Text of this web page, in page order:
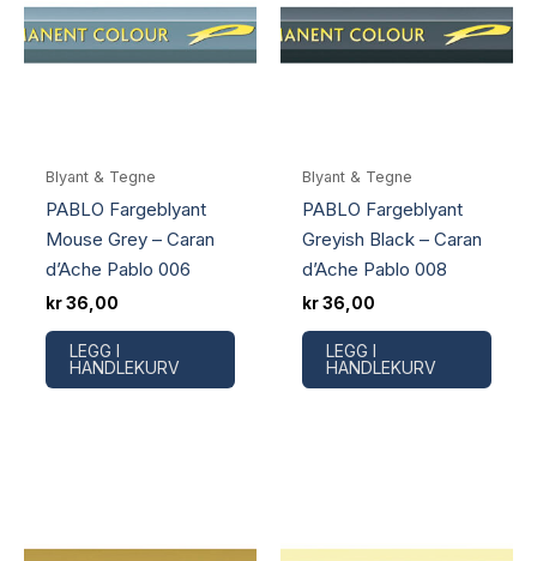
Blyant & Tegne
PABLO Fargeblyant
Mouse Grey – Caran
d’Ache Pablo 006
kr36,00
LEGG I
HANDLEKURV
Blyant & Tegne
PABLO Fargeblyant
Greyish Black – Caran
d’Ache Pablo 008
kr36,00
LEGG I
HANDLEKURV